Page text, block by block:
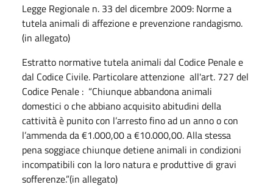
Legge Regionale n. 33 del dicembre 2009: Norme a
tutela animali di affezione e prevenzione randagismo.
(in allegato)
Estratto normative tutela animali dal Codice Penale e
dal Codice Civile. Particolare attenzione all'art. 727 del
Codice Penale : “Chiunque abbandona animali
domestici o che abbiano acquisito abitudini della
cattività è punito con l’arresto fino ad un anno o con
l’ammenda da €1.000,00 a €10.000,00. Alla stessa
pena soggiace chiunque detiene animali in condizioni
incompatibili con la loro natura e produttive di gravi
sofferenze.”(in allegato)